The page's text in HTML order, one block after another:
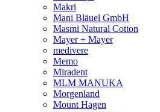
Makri
Mani Bläuel GmbH
Masmi Natural Cotton
Mayer + Mayer
medivere
Memo
Miradent
MLM MANUKA
Morgenland
Mount Hagen